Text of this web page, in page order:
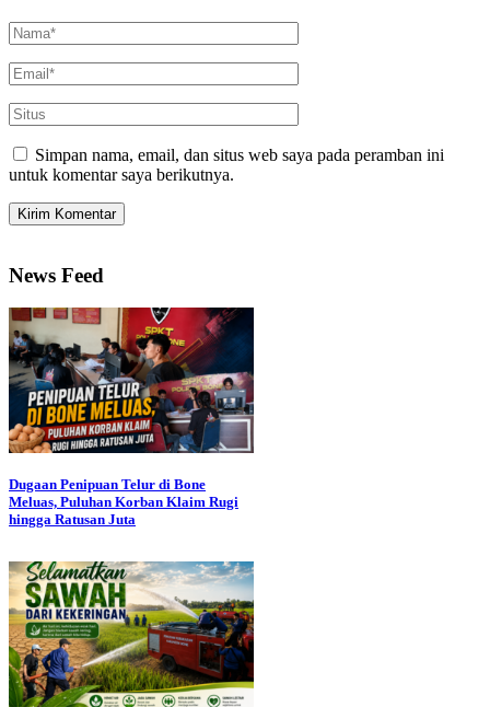
Simpan nama, email, dan situs web saya pada peramban ini
untuk komentar saya berikutnya.
News Feed
Dugaan Penipuan Telur di Bone
Meluas, Puluhan Korban Klaim Rugi
hingga Ratusan Juta